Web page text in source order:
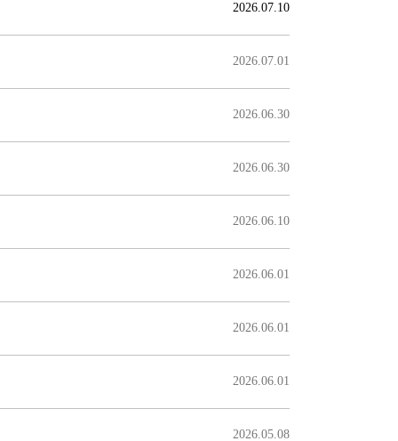
2026.07.10
2026.07.01
2026.06.30
2026.06.30
2026.06.10
2026.06.01
2026.06.01
2026.06.01
2026.05.08